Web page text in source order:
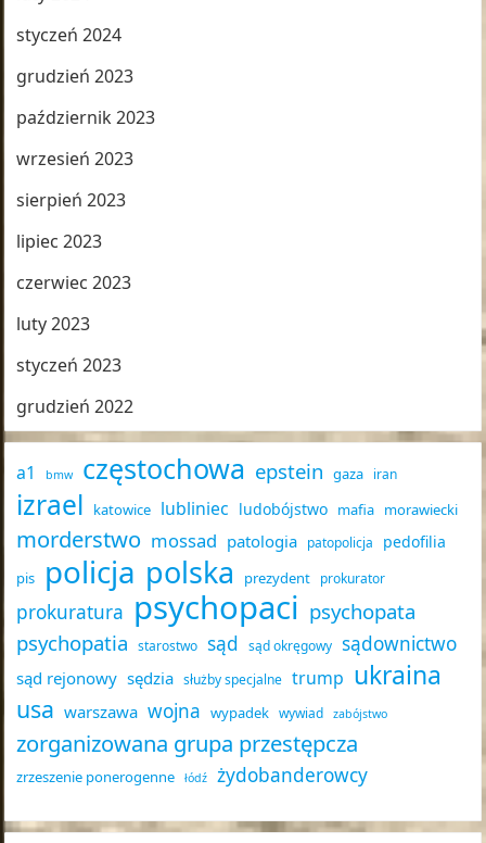
styczeń 2024
grudzień 2023
październik 2023
wrzesień 2023
sierpień 2023
lipiec 2023
czerwiec 2023
luty 2023
styczeń 2023
grudzień 2022
a1 bmw częstochowa epstein gaza iran
izrael katowice lubliniec ludobójstwo mafia morawiecki
morderstwo mossad patologia patopolicja pedofilia
pis policja polska prezydent prokurator
prokuratura psychopaci psychopata
psychopatia
starostwo sąd sąd okręgowy sądownictwo
sąd rejonowy sędzia służby specjalne trump ukraina
usa warszawa wojna wypadek wywiad zabójstwo
zorganizowana grupa przestępcza
zrzeszenie ponerogenne łódź żydobanderowcy